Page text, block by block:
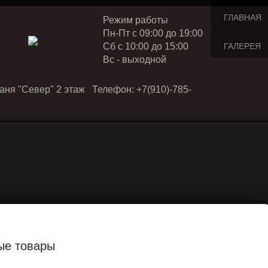
Режим работы
Пн-Пт с 09:00 до 19:00
Cб с 10:00 до 15:00
Вс - выходной
"Север" 2 этаж Телефон: +7(910)-785-
ГЛАВНАЯ
ГАЛЕРЕЯ
товары